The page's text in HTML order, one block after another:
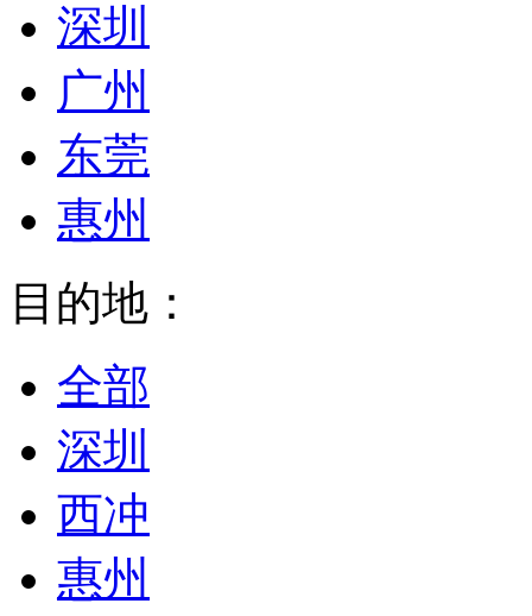
深圳
广州
东莞
惠州
目的地：
全部
深圳
西冲
惠州